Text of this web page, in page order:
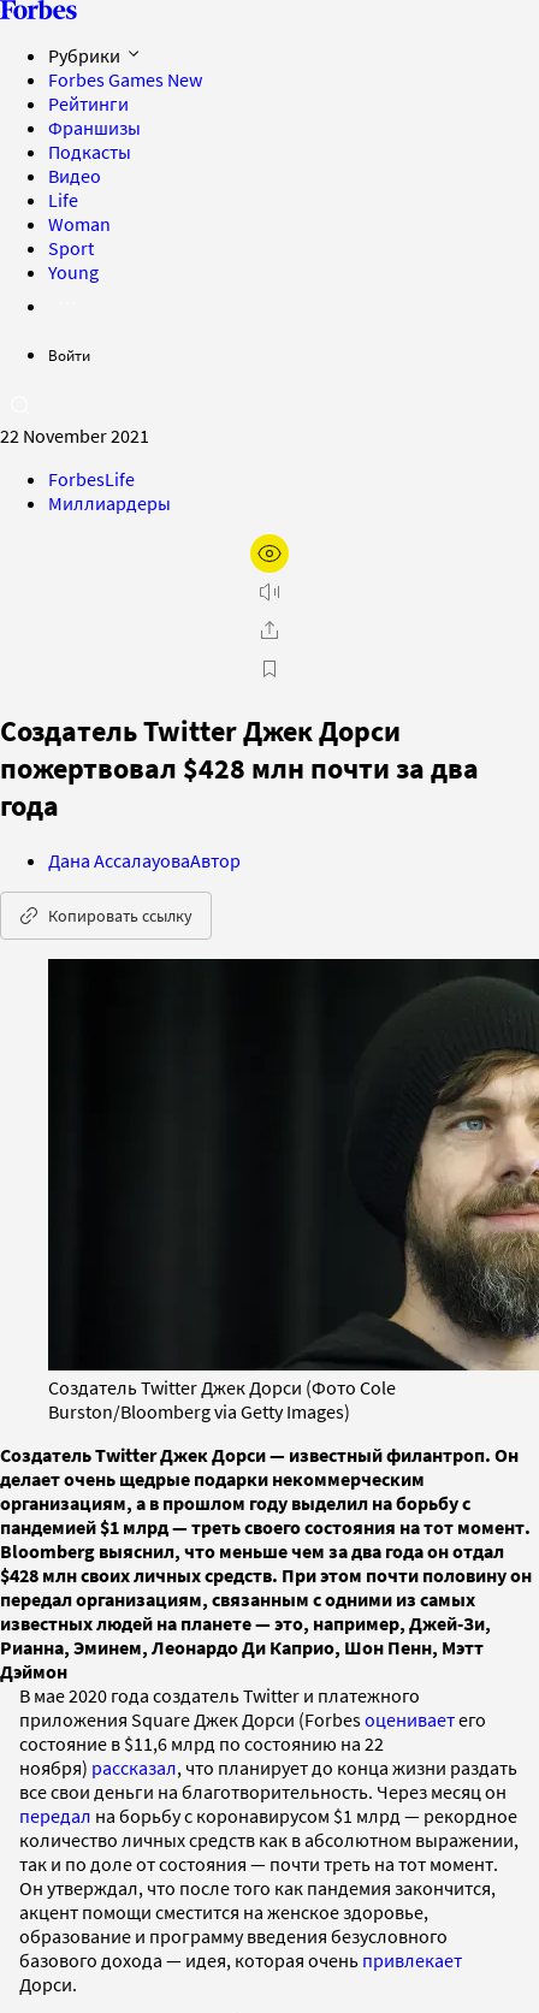
Рубрики
Forbes Games New
Рейтинги
Франшизы
Подкасты
Видео
Life
Woman
Sport
Young
Войти
22 November 2021
ForbesLife
Миллиардеры
Создатель Twitter Джек Дорси
пожертвовал $428 млн почти за два
года
Дана АссалауоваАвтор
Копировать ссылку
Создатель Twitter Джек Дорси (Фото Cole
Burston/Bloomberg via Getty Images)
Создатель Twitter Джек Дорси — известный филантроп. Он
делает очень щедрые подарки некоммерческим
организациям, а в прошлом году выделил на борьбу с
пандемией $1 млрд — треть своего состояния на тот момент.
Bloomberg выяснил, что меньше чем за два года он отдал
$428 млн своих личных средств. При этом почти половину он
передал организациям, связанным с одними из самых
известных людей на планете — это, например, Джей-Зи,
Рианна, Эминем, Леонардо Ди Каприо, Шон Пенн, Мэтт
Дэймон
В мае 2020 года создатель Twitter и платежного
приложения Square Джек Дорси (Forbesоцениваетего
состояние в $11,6 млрд по состоянию на 22
ноября) рассказал, что планирует до конца жизни раздать
все свои деньги на благотворительность. Через месяц он
передал на борьбу с коронавирусом $1 млрд — рекордное
количество личных средств как в абсолютном выражении,
так и по доле от состояния — почти треть на тот момент.
Он утверждал, что после того как пандемия закончится,
акцент помощи сместится на женское здоровье,
образование и программу введения безусловного
базового дохода — идея, которая очень привлекает
Дорси.